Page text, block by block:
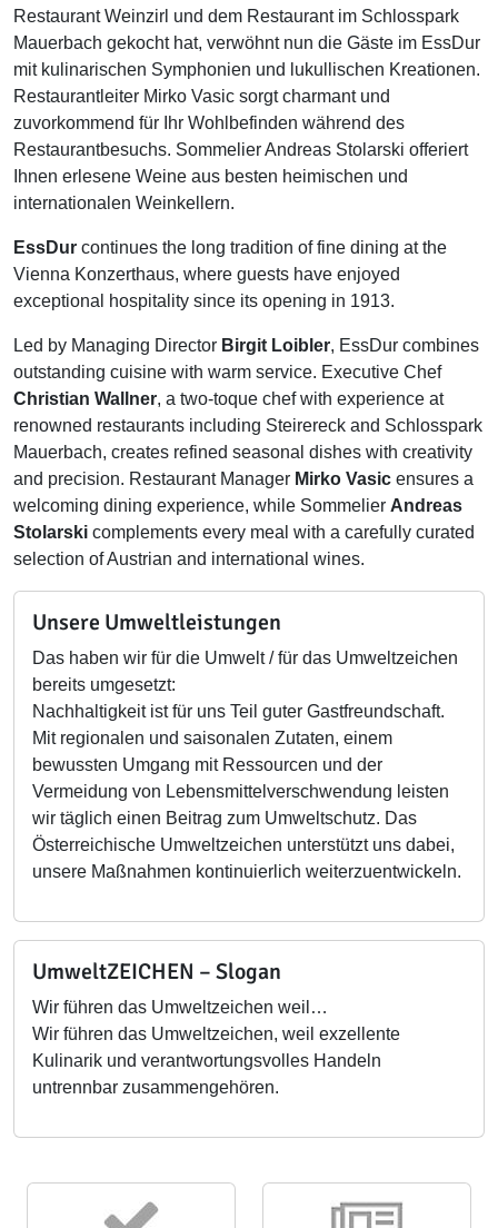
Restaurant Weinzirl und dem Restaurant im Schlosspark
Mauerbach gekocht hat, verwöhnt nun die Gäste im EssDur
mit kulinarischen Symphonien und lukullischen Kreationen.
Restaurantleiter Mirko Vasic sorgt charmant und
zuvorkommend für Ihr Wohlbefinden während des
Restaurantbesuchs. Sommelier Andreas Stolarski offeriert
Ihnen erlesene Weine aus besten heimischen und
internationalen Weinkellern.
EssDur continues the long tradition of fine dining at the
Vienna Konzerthaus, where guests have enjoyed
exceptional hospitality since its opening in 1913.
Led by Managing Director Birgit Loibler, EssDur combines
outstanding cuisine with warm service. Executive Chef
Christian Wallner, a two-toque chef with experience at
renowned restaurants including Steirereck and Schlosspark
Mauerbach, creates refined seasonal dishes with creativity
and precision. Restaurant Manager Mirko Vasic ensures a
welcoming dining experience, while Sommelier Andreas
Stolarski complements every meal with a carefully curated
selection of Austrian and international wines.
Unsere Umweltleistungen
Das haben wir für die Umwelt / für das Umweltzeichen
bereits umgesetzt:
Nachhaltigkeit ist für uns Teil guter Gastfreundschaft.
Mit regionalen und saisonalen Zutaten, einem
bewussten Umgang mit Ressourcen und der
Vermeidung von Lebensmittelverschwendung leisten
wir täglich einen Beitrag zum Umweltschutz. Das
Österreichische Umweltzeichen unterstützt uns dabei,
unsere Maßnahmen kontinuierlich weiterzuentwickeln.
UmweltZEICHEN – Slogan
Wir führen das Umweltzeichen weil…
Wir führen das Umweltzeichen, weil exzellente
Kulinarik und verantwortungsvolles Handeln
untrennbar zusammengehören.